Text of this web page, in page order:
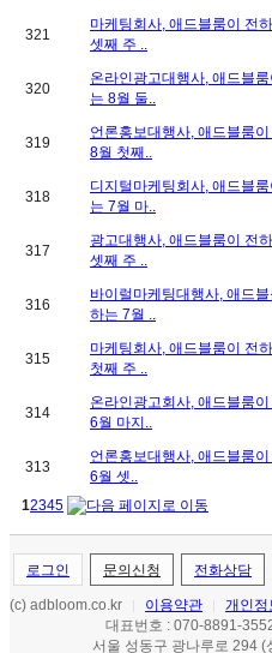
321
마케팅회사, 애드블룸이 전
셋째 주 ..
320
온라인광고대행사, 애드블
는 8월 둘..
319
언론홍보대행사, 애드블룸
8월 첫째..
318
디지털마케팅회사, 애드블
는 7월 마..
317
광고대행사, 애드블룸이 전
셋째 주 ..
316
바이럴마케팅대행사, 애드
하는 7월 ..
315
마케팅회사, 애드블룸이 전
첫째 주 ..
314
온라인광고회사, 애드블룸
6월 마지..
313
언론홍보대행사, 애드블룸
6월 셋..
12345
로그인 문의신청 전화상담
(c) adbloom.co.kr 이용약관
개인정
대표번호 : 070-8891-
서울 성동구 광나루로 294